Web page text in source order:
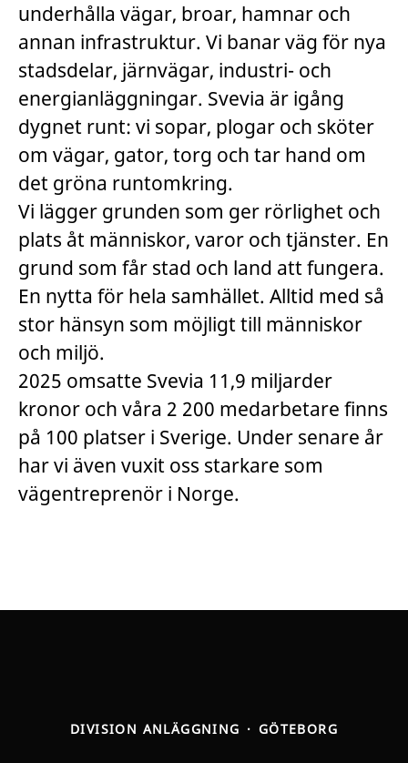
underhålla vägar, broar, hamnar och
annan infrastruktur. Vi banar väg för nya
stadsdelar, järnvägar, industri- och
energianläggningar. Svevia är igång
dygnet runt: vi sopar, plogar och sköter
om vägar, gator, torg och tar hand om
det gröna runtomkring.
Vi lägger grunden som ger rörlighet och
plats åt människor, varor och tjänster. En
grund som får stad och land att fungera.
En nytta för hela samhället. Alltid med så
stor hänsyn som möjligt till människor
och miljö.
2025 omsatte Svevia 11,9 miljarder
kronor och våra 2 200 medarbetare finns
på 100 platser i Sverige. Under senare år
har vi även vuxit oss starkare som
vägentreprenör i Norge.
DIVISION ANLÄGGNING · GÖTEBORG